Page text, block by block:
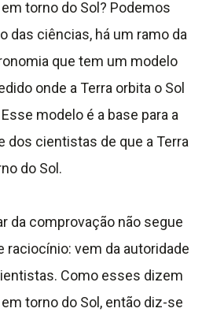
torno do Sol? Podemos
das ciências, há um ramo da
que tem um modelo
onde a Terra orbita o Sol
modelo é a base para a
dos cientistas de que a Terra
do Sol.
da comprovação não segue
raciocínio: vem da autoridade
Como esses dizem
torno do Sol, então diz-se